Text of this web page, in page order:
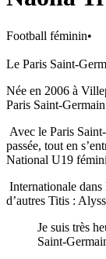
Football féminin•
Le Paris
Née en 2006 à
Paris Saint-
Avec le Paris Saint‑
passée, tout en
National U19
Internationale
d’autres Titis :
Je suis très